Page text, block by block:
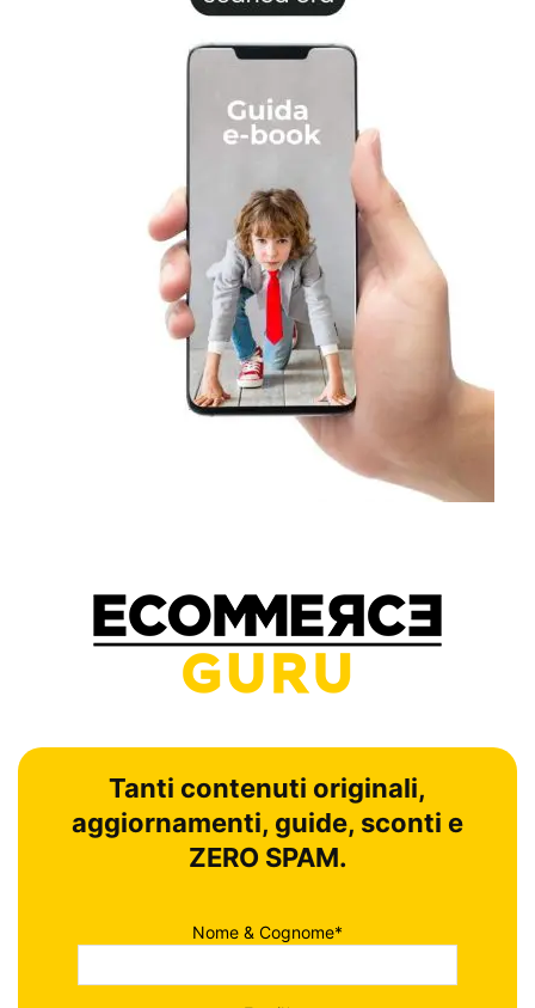
Tanti contenuti originali,
aggiornamenti, guide, sconti e
ZERO SPAM.
Nome & Cognome*